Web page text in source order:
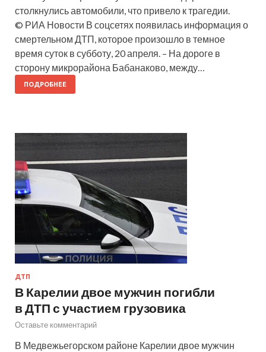
столкнулись автомобили, что привело к трагедии.
© РИА Новости В соцсетях появилась информация о
смертельном ДТП, которое произошло в темное
время суток в субботу, 20 апреля. – На дороге в
сторону микрорайона Бабанаково, между…
ПОДРОБНЕЕ
ДТП
В Карелии двое мужчин погибли
в ДТП с участием грузовика
Оставьте комментарий
В Медвежьегорском районе Карелии двое мужчин